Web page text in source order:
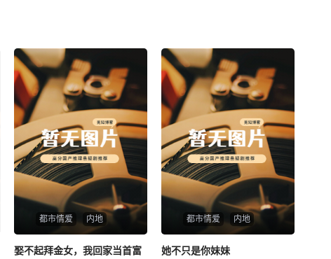
都市情爱 内地
娶不起拜金女，我回家当首富
娶不起拜金女，我回家当首富
都市情爱 内地
她不只是你妹妹
她不只是你妹妹